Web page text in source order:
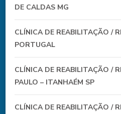
DE CALDAS MG
CLÍNICA DE REABILITAÇÃO /
PORTUGAL
CLÍNICA DE REABILITAÇÃO /
PAULO – ITANHAÉM SP
CLÍNICA DE REABILITAÇÃO /